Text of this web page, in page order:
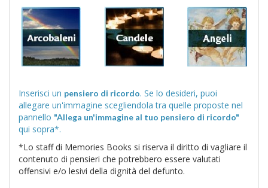
Inserisci un pensiero di ricordo. Se lo desideri, puoi
allegare un'immagine scegliendola tra quelle proposte nel
pannello "Allega un'immagine al tuo pensiero di ricordo"
qui sopra*.
*Lo staff di Memories Books si riserva il diritto di vagliare il
contenuto di pensieri che potrebbero essere valutati
offensivi e/o lesivi della dignità del defunto.